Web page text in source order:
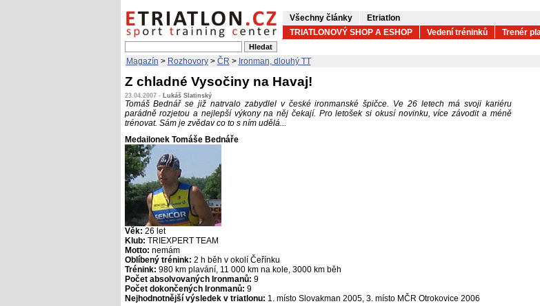
Všechny články
Etriatlon
TRIATLONOVÝ SHOP A ESHOP
Vedení tréninků Trenér
Magazín > Rozhovory> ČR > Ironman, dlouhý TT
Z chladné Vysočiny na Havaj!
23.04.2007 - Lukáš Slatinský
Tomáš Bednář se již natrvalo zabydlel v české ironmanské špičce. Ve 26 letech má svoji kariéru
parádně rozjetou a nejlepší výkony na něj čekají. Pro letošek si okusí novinku, více závodit a méně
trénovat. Sám je zvědav co to s ním udělá...
Medailonek Tomáše Bednáře
Věk: 26 let
Klub: TRIEXPERT TEAM
Motto: nemám
Oblíbený trénink: 2 h běh v okolí Čeřínku
Trénink: 980 km plavání, 11 000 km na kole, 3000 km běh
Počet absolvovaných Ironmanů: 9
Počet dokončených Ironmanů: 9
Nejhodnotnější výsledek v triatlonu: 1. místo Slovakman 2005, 3. místo MČR Otrokovice 2006